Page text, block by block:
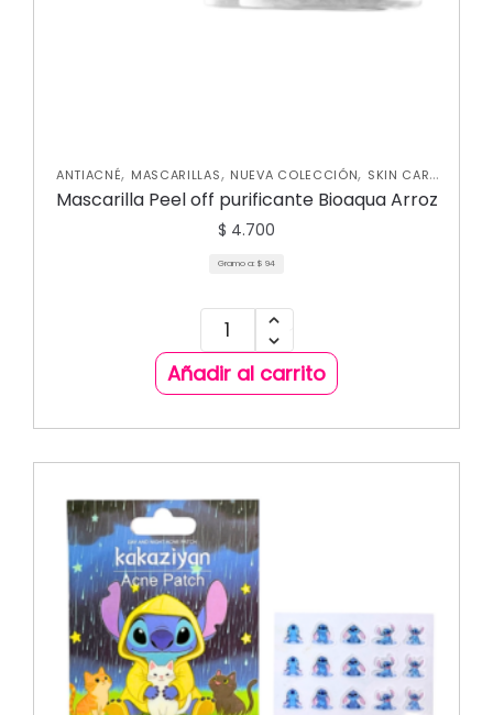
ANTIACNÉ, MASCARILLAS, NUEVA COLECCIÓN, SKIN CARE
FACIAL
Mascarilla Peel off purificante Bioaqua Arroz
$ 4.700
Gramo a: $ 94
Añadir al carrito